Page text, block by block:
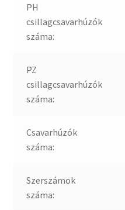
PH
csillagcsavarhúzók
száma:
PZ
csillagcsavarhúzók
száma:
Csavarhúzók
száma:
Szerszámok
száma: